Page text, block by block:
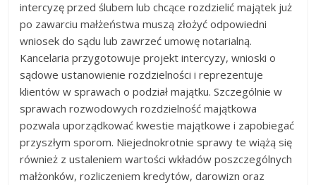
intercyzę przed ślubem lub chcące rozdzielić majątek już
po zawarciu małżeństwa muszą złożyć odpowiedni
wniosek do sądu lub zawrzeć umowę notarialną.
Kancelaria przygotowuje projekt intercyzy, wnioski o
sądowe ustanowienie rozdzielności i reprezentuje
klientów w sprawach o podział majątku. Szczególnie w
sprawach rozwodowych rozdzielność majątkowa
pozwala uporządkować kwestie majątkowe i zapobiegać
przyszłym sporom. Niejednokrotnie sprawy te wiążą się
również z ustaleniem wartości wkładów poszczególnych
małżonków, rozliczeniem kredytów, darowizn oraz